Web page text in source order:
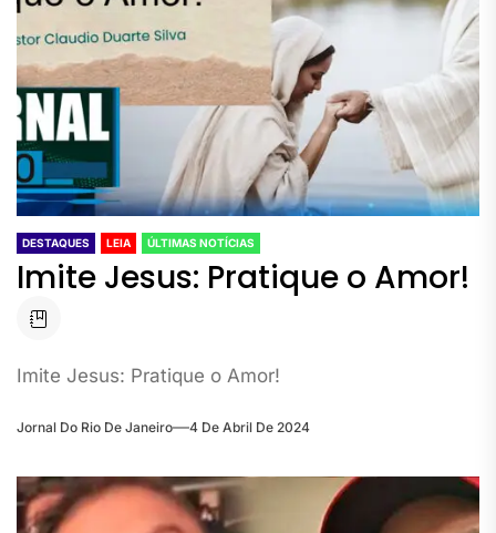
DESTAQUES LEIA ÚLTIMAS NOTÍCIAS
Imite Jesus: Pratique o Amor!
Imite Jesus: Pratique o Amor!
Jornal Do Rio De Janeiro 4 De Abril De 2024